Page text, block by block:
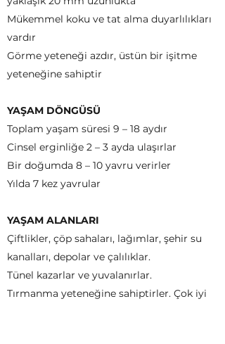
Mükemmel koku ve tat alma duyarlılıkları
vardır
Görme yeteneği azdır, üstün bir işitme
yeteneğine sahiptir
YAŞAM DÖNGÜSÜ
Toplam yaşam süresi 9 – 18 aydır
Cinsel erginliğe 2 – 3 ayda ulaşırlar
Bir doğumda 8 – 10 yavru verirler
Yılda 7 kez yavrular
YAŞAM ALANLARI
Çiftlikler, çöp sahaları, lağımlar, şehir su
kanalları, depolar ve çalılıklar.
Tünel kazarlar ve yuvalanırlar.
Tırmanma yeteneğine sahiptirler. Çok iyi